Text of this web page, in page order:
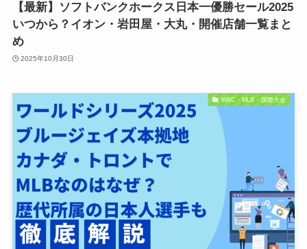
【最新】ソフトバンクホークス日本一優勝セール2025
いつから？イオン・岩田屋・大丸・開催店舗一覧まと
め
2025年10月30日
WBC・MLB・国際大会